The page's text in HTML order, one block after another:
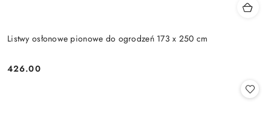
Listwy osłonowe pionowe do ogrodzeń 173 x 250 cm
Cena:
426.00